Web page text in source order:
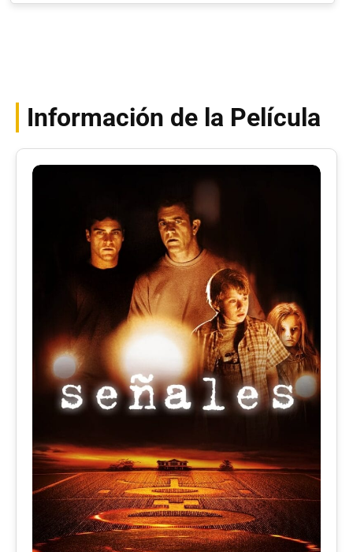
Información de la Película